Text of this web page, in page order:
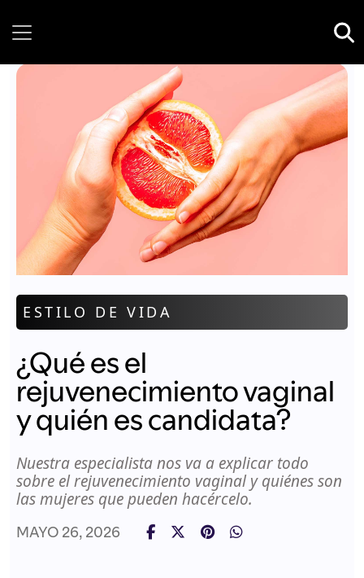
ESTILO DE VIDA
¿Qué es el
rejuvenecimiento vaginal
y quién es candidata?
Nuestra especialista nos va a explicar todo
sobre el rejuvenecimiento vaginal y quiénes son
las mujeres que pueden hacércelo.
MAYO 26, 2026